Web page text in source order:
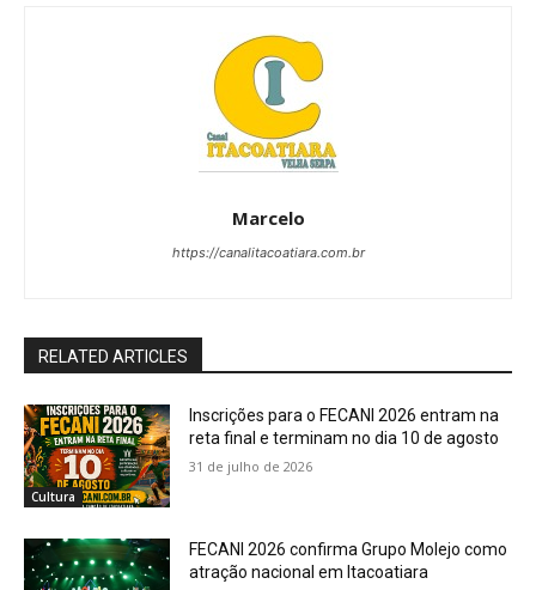
Marcelo
https://canalitacoatiara.com.br
RELATED ARTICLES
Cultura
Inscrições para o FECANI 2026 entram na
reta final e terminam no dia 10 de agosto
31 de julho de 2026
FECANI 2026 confirma Grupo Molejo como
atração nacional em Itacoatiara